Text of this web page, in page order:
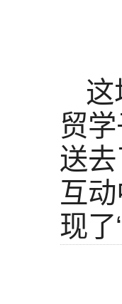
这
贸
送
互
现